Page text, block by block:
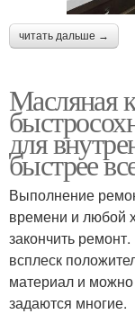
читать дальше →
Масляная
для
быстрее
Выполнение
времени и любой
закончить
всплеск
материал и
задаются многие.